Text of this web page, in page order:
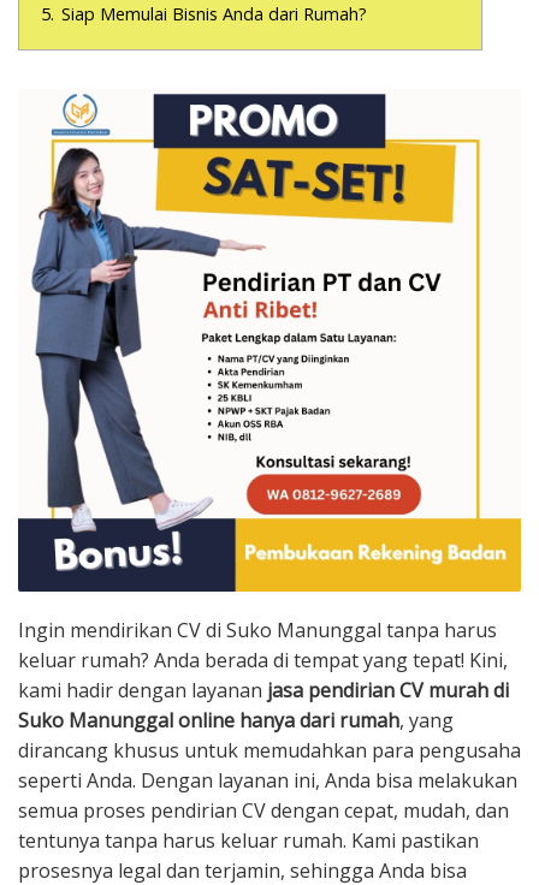
5. Siap Memulai Bisnis Anda dari Rumah?
Ingin mendirikan CV di Suko Manunggal tanpa harus
keluar rumah? Anda berada di tempat yang tepat! Kini,
kami hadir dengan layanan jasa pendirian CV murah di
Suko Manunggal online hanya dari rumah, yang
dirancang khusus untuk memudahkan para pengusaha
seperti Anda. Dengan layanan ini, Anda bisa melakukan
semua proses pendirian CV dengan cepat, mudah, dan
tentunya tanpa harus keluar rumah. Kami pastikan
prosesnya legal dan terjamin, sehingga Anda bisa